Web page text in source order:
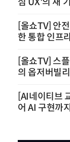
[올쇼TV] 안
한 통합 인프
[올쇼TV] 스
의 옵저버빌
[AI네이티브
어 AI 구현까